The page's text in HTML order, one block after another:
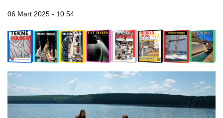
06 Mart 2025 - 10:54